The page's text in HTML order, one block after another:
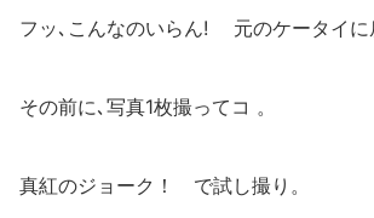
フッ､こんなのいらん! 元のケータイに
その前に､写真1枚撮ってコ 。
真紅のジョーク！ で試し撮り。